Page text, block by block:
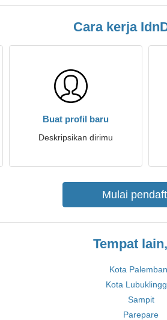
Cara kerja
Buat profil baru
Deskripsikan dirimu
Mulai
Tempat
Kota
Kota
Sampit
Parepare